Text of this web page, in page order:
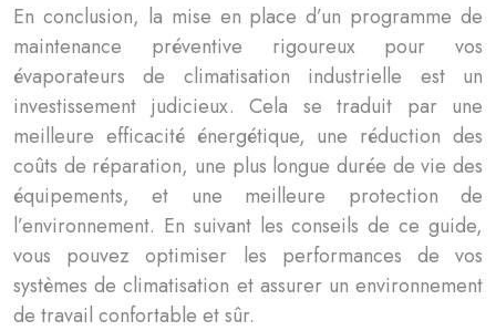
En conclusion, la mise en place d’un programme de
maintenance préventive rigoureux pour vos
évaporateurs de climatisation industrielle est un
investissement judicieux. Cela se traduit par une
meilleure efficacité énergétique, une réduction des
coûts de réparation, une plus longue durée de vie des
équipements, et une meilleure protection de
l’environnement. En suivant les conseils de ce guide,
vous pouvez optimiser les performances de vos
systèmes de climatisation et assurer un environnement
de travail confortable et sûr.